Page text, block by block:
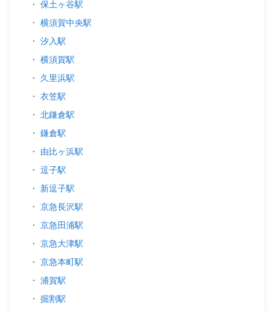
・ 保土ヶ谷駅
・ 横須賀中央駅
・ 汐入駅
・ 横須賀駅
・ 久里浜駅
・ 衣笠駅
・ 北鎌倉駅
・ 鎌倉駅
・ 由比ヶ浜駅
・ 逗子駅
・ 新逗子駅
・ 京急長沢駅
・ 京急田浦駅
・ 京急大津駅
・ 京急本町駅
・ 浦賀駅
・ 掘割駅